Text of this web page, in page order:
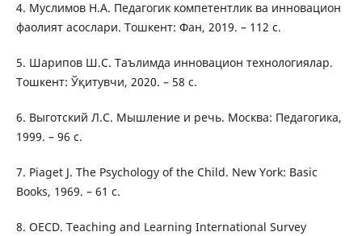
4. Муслимов Н.А. Педагогик компетентлик ва инновацион
фаолият асослари. Тошкент: Фан, 2019. – 112 с.
5. Шарипов Ш.С. Таълимда инновацион технологиялар.
Тошкент: Ўқитувчи, 2020. – 58 с.
6. Выготский Л.С. Мышление и речь. Москва: Педагогика,
1999. – 96 с.
7. Piaget J. The Psychology of the Child. New York: Basic
Books, 1969. – 61 с.
8. OECD. Teaching and Learning International Survey